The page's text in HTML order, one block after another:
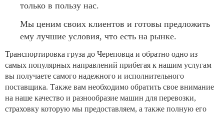
только в пользу нас.
Мы ценим своих клиентов и готовы предложить
ему лучшие условия, что есть на рынке.
Транспортировка груза до Череповца и обратно одно из
самых популярных направлений прибегая к нашим услугам
вы получаете самого надежного и исполнительного
поставщика. Также вам необходимо обратить свое внимание
на наше качество и разнообразие машин для перевозки,
страховку которую мы предоставляем, а также полную его